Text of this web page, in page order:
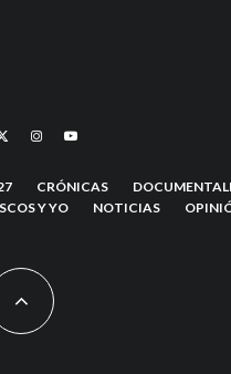
CRÓNICAS
Y YO NOTICIAS